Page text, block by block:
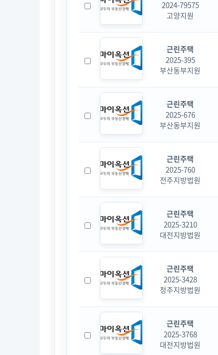
2024-79575
고양지원
근린주택
2025-395
부산동부지원
근린주택
2025-676
부산동부지원
근린주택
2025-760
전주지방법원
근린주택
2025-3210
대전지방법원
근린주택
2025-3428
청주지방법원
근린주택
2025-3768
대전지방법원